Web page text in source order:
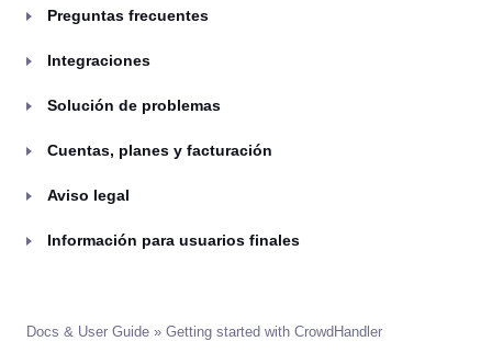
Preguntas frecuentes
Integraciones
Solución de problemas
Cuentas, planes y facturación
Aviso legal
Información para usuarios finales
Docs & User Guide » Getting started with CrowdHandler